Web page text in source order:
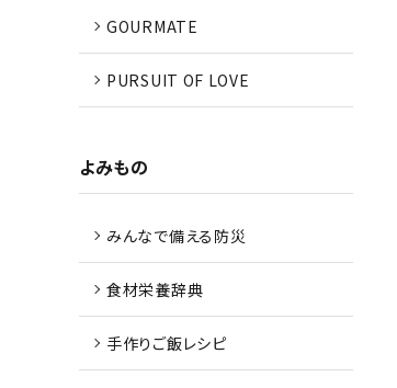
GOURMATE
PURSUIT OF LOVE
よみもの
みんなで備える防災
食材栄養辞典
手作りご飯レシピ